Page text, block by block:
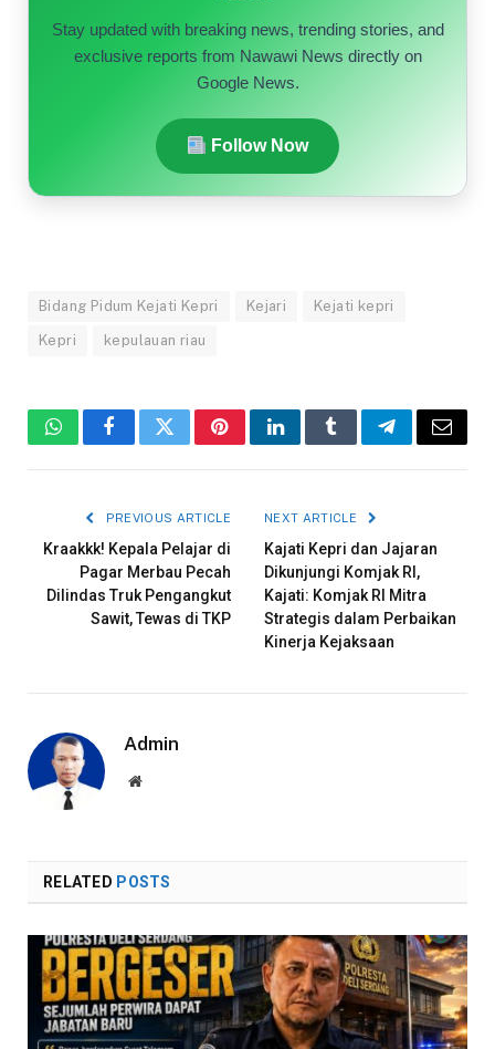
Stay updated with breaking news, trending stories, and
exclusive reports from Nawawi News directly on
Google News.
Follow Now
Bidang Pidum Kejati Kepri Kejari Kejati kepri
Kepri kepulauan riau
WhatsAppFacebookTwitterPinterestLinkedInTumblrTelegramEmail
PREVIOUS ARTICLE
Kraakkk! Kepala Pelajar di
Pagar Merbau Pecah
Dilindas Truk Pengangkut
Sawit, Tewas di TKP
NEXT ARTICLE
Kajati Kepri dan Jajaran
Dikunjungi Komjak RI,
Kajati: Komjak RI Mitra
Strategis dalam Perbaikan
Kinerja Kejaksaan
Admin
Website
RELATED POSTS